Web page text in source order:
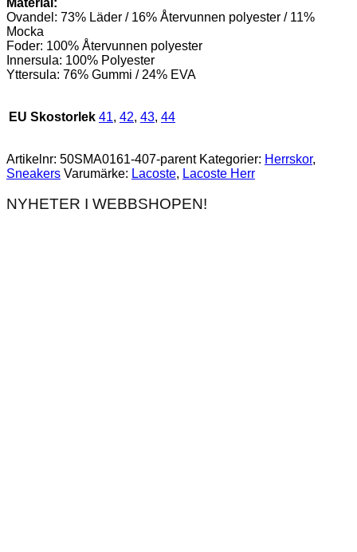
Ovandel: 73% Läder / 16% Återvunnen polyester / 11%
Mocka
Foder: 100% Återvunnen polyester
Innersula: 100% Polyester
Yttersula: 76% Gummi / 24% EVA
EU Skostorlek 41, 42, 43, 44
Artikelnr: 50SMA0161-407-parent Kategorier: Herrskor,
Sneakers Varumärke: Lacoste, Lacoste Herr
NYHETER I WEBBSHOPEN!